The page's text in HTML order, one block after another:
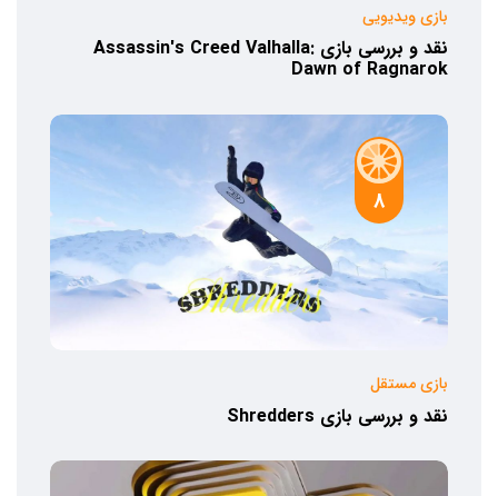
بازی ویدیویی
نقد و بررسی بازی Assassin's Creed Valhalla:
Dawn of Ragnarok
8
بازی مستقل
نقد و بررسی بازی Shredders